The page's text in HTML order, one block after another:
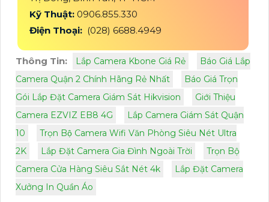
Kỹ Thuật: 0906.855.330
Điện Thoại: (028) 6688.4949
Thông Tin: Lắp Camera Kbone Giá Rẻ
Báo Giá Lắp
Camera Quận 2 Chính Hãng Rẻ Nhất
Báo Giá Trọn
Gói Lắp Đặt Camera Giám Sát Hikvision
Giới Thiệu
Camera EZVIZ EB8 4G
Lắp Camera Giám Sát Quận
10
Trọn Bộ Camera Wifi Văn Phòng Siêu Nét Ultra
2K
Lắp Đặt Camera Gia Đình Ngoài Trời
Trọn Bộ
Camera Cửa Hàng Siêu Sắt Nét 4k
Lắp Đặt Camera
Xưởng In Quần Áo